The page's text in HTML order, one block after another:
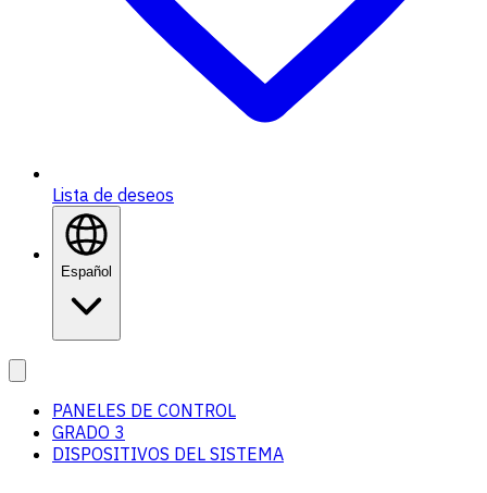
Lista de deseos
Español
PANELES DE CONTROL
GRADO 3
DISPOSITIVOS DEL SISTEMA